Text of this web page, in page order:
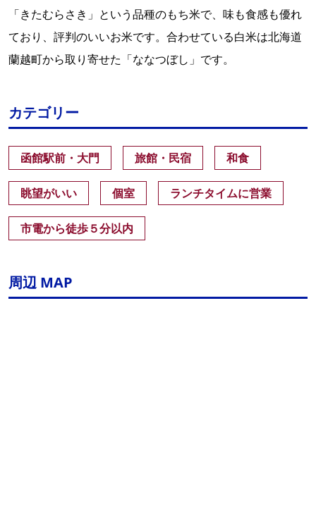
「きたむらさき」という品種のもち米で、味も食感も優れ
ており、評判のいいお米です。合わせている白米は北海道
蘭越町から取り寄せた「ななつぼし」です。
カテゴリー
函館駅前・大門 旅館・民宿 和食
眺望がいい 個室 ランチタイムに営業
市電から徒歩５分以内
周辺 MAP